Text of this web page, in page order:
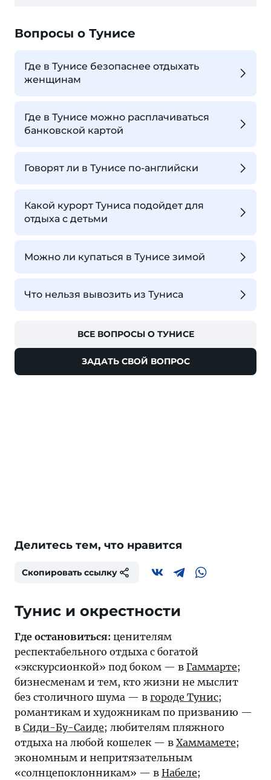
Вопросы о Тунисе
Где в Тунисе безопаснее отдыхать
женщинам
Где в Тунисе можно расплачиваться
банковской картой
Говорят ли в Тунисе по-английски
Какой курорт Туниса подойдет для
отдыха с детьми
Можно ли купаться в Тунисе зимой
Что нельзя вывозить из Туниса
ВСЕ ВОПРОСЫ О ТУНИСЕ
ЗАДАТЬ СВОЙ ВОПРОС
Делитесь тем, что нравится
Скопировать ссылку
Тунис и окрестности
Где остановиться: ценителям
респектабельного отдыха с богатой
«экскурсионкой» под боком — в Гаммарте;
бизнесменам и тем, кто жизни не мыслит
без столичного шума — в городе Тунис;
романтикам и художникам по призванию —
в Сиди-Бу-Саиде; любителям пляжного
отдыха на любой кошелек — в Хаммамете;
экономным и непритязательным
«солнцепоклонникам» — в Набеле;